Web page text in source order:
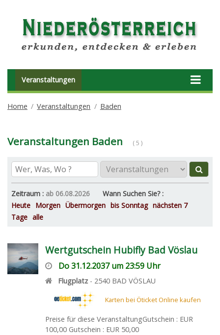
Veranstaltungen
Home Veranstaltungen Baden
Veranstaltungen Baden ( 5 )
Zeitraum : ab 06.08.2026
Wann Suchen Sie? :
Heute Morgen Übermorgen bis Sonntag nächsten 7
Tage alle
Wertgutschein Hubifly Bad Vöslau
Do 31.12.2037 um 23:59 Uhr
Flugplatz- 2540 BAD VÖSLAU
Karten bei Öticket Online kaufen
Preise für diese VeranstaltungGutschein : EUR
100,00 Gutschein : EUR 50,00